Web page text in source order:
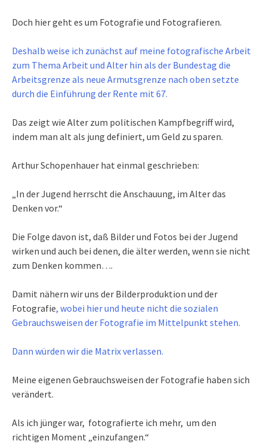
Doch hier geht es um Fotografie und Fotografieren.
Deshalb weise ich zunächst auf meine fotografische Arbeit
zum Thema Arbeit und Alter hin als der Bundestag die
Arbeitsgrenze als neue Armutsgrenze nach oben setzte
durch die Einführung der Rente mit 67.
Das zeigt wie Alter zum politischen Kampfbegriff wird,
indem man alt als jung definiert, um Geld zu sparen.
Arthur Schopenhauer hat einmal geschrieben:
„In der Jugend herrscht die Anschauung, im Alter das
Denken vor.“
Die Folge davon ist, daß Bilder und Fotos bei der Jugend
wirken und auch bei denen, die älter werden, wenn sie nicht
zum Denken kommen….
Damit nähern wir uns der Bilderproduktion und der
Fotografie, wobei hier und heute nicht die sozialen
Gebrauchsweisen der Fotografie im Mittelpunkt stehen.
Dann würden wir die Matrix verlassen.
Meine eigenen Gebrauchsweisen der Fotografie haben sich
verändert.
Als ich jünger war, fotografierte ich mehr, um den
richtigen Moment „einzufangen.“